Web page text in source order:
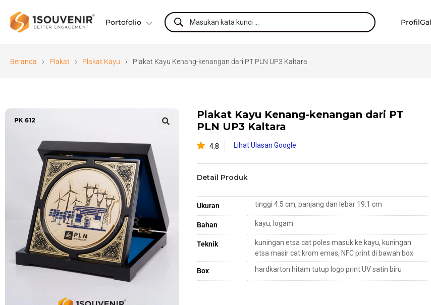
Portofolio Profil
Beranda › Plakat › Plakat Kayu › Plakat Kayu Kenang-kenangan dari PT PLN UP3 Kaltara
Plakat Kayu Kenang-kenangan dari PT
PLN UP3 Kaltara
4.8 Lihat Ulasan Google
Detail Produk
Ukuran tinggi 4.5 cm, panjang dan lebar 19.1 cm
Bahan kayu, logam
Teknik
kuningan etsa cat poles masuk ke kayu, kuningan
etsa masir cat krom emas, NFC print di bawah box
Box hardkarton hitam tutup logo print UV satin biru